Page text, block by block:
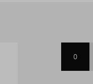
0